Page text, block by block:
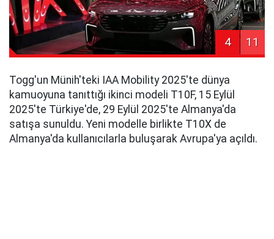
4 11
Togg'un Münih'teki IAA Mobility 2025'te dünya
kamuoyuna tanıttığı ikinci modeli T10F, 15 Eylül
2025'te Türkiye'de, 29 Eylül 2025'te Almanya'da
satışa sunuldu. Yeni modelle birlikte T10X de
Almanya'da kullanıcılarla buluşarak Avrupa'ya açıldı.